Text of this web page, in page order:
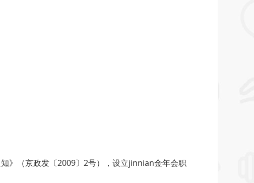
》（京政发〔2009〕2号），设立jinnian金年会职